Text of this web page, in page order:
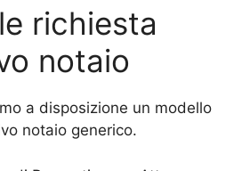
richiesta
notaio
a disposizione un modello
notaio generico.